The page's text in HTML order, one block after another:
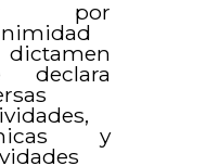
por
declara
y